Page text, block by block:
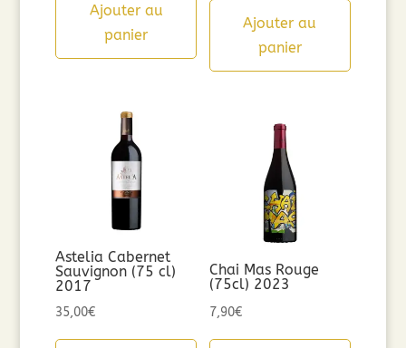
Ajouter au
panier
Ajouter au
panier
Astelia Cabernet
Sauvignon (75 cl)
2017
35,00€
Chai Mas Rouge
(75cl) 2023
7,90€